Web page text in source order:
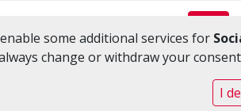
some additional services for
change or withdraw your
I